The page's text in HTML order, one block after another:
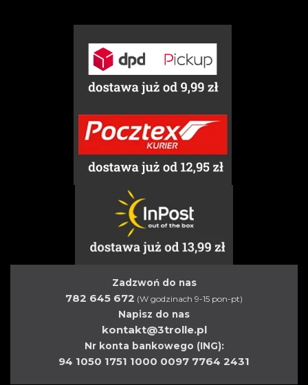
Zadzwoń do nas
782 645 672 (W godzinach 9-15 pon-pt)
Napisz do nas
kontakt@3trolle.pl
Nr konta bankowego (ING):
94 1050 1751 1000 0097 7764 2431